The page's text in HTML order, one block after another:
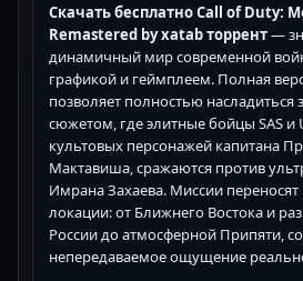
Скачать бесплатно Call of Duty:
Remastered by xatab торрент—
динамичный мир современной
графикой и геймплеем. Полная
позволяет полностью
сюжетом, где элитные бойцы SAS и
культовых персонажей капитана
Мактавиша, сражаются против
Имрана Захаева. Миссии
локации: от Ближнего Востока и
России до атмосферной Припяти,
непередаваемое ощущение